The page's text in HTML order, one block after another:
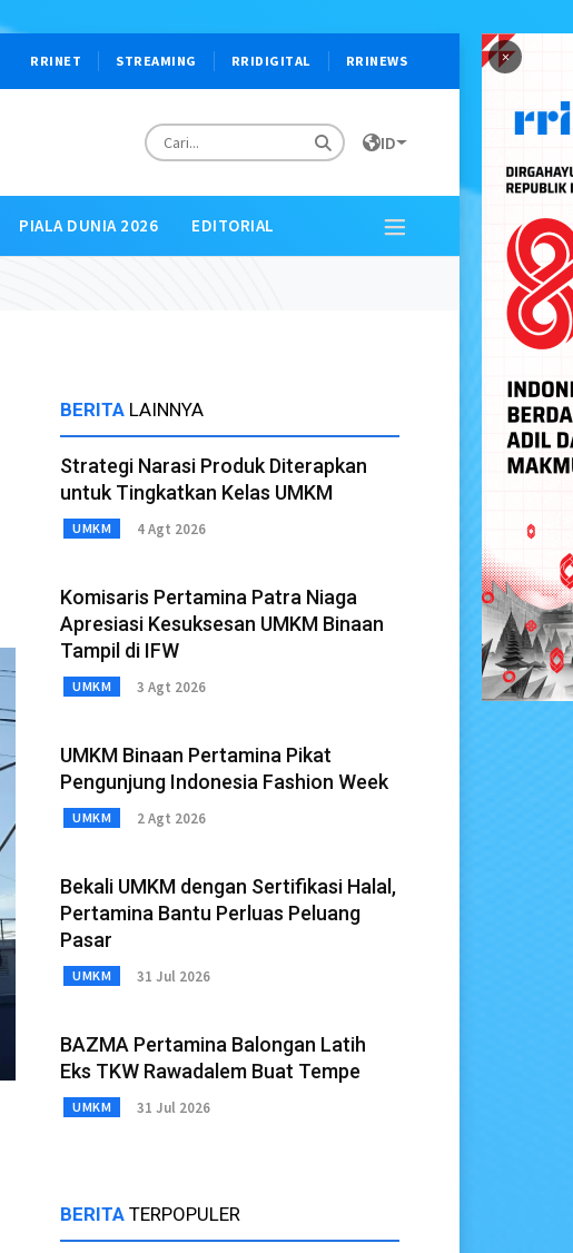
×
RRINET STREAMING RRIDIGITAL RRINEWS
ID
PIALA DUNIA 2026 EDITORIAL
BERITA LAINNYA
Strategi Narasi Produk Diterapkan
untuk Tingkatkan Kelas UMKM
UMKM 4 Agt 2026
Komisaris Pertamina Patra Niaga
Apresiasi Kesuksesan UMKM Binaan
Tampil di IFW
UMKM 3 Agt 2026
UMKM Binaan Pertamina Pikat
Pengunjung Indonesia Fashion Week
UMKM 2 Agt 2026
Bekali UMKM dengan Sertifikasi Halal,
Pertamina Bantu Perluas Peluang
Pasar
UMKM 31 Jul 2026
BAZMA Pertamina Balongan Latih
Eks TKW Rawadalem Buat Tempe
UMKM 31 Jul 2026
BERITA TERPOPULER